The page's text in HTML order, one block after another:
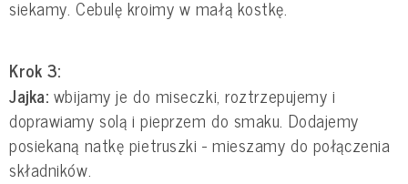
siekamy. Cebulę kroimy w małą kostkę.
Krok 3:
Jajka: wbijamy je do miseczki, roztrzepujemy i
doprawiamy solą i pieprzem do smaku. Dodajemy
posiekaną natkę pietruszki - mieszamy do połączenia
składników.